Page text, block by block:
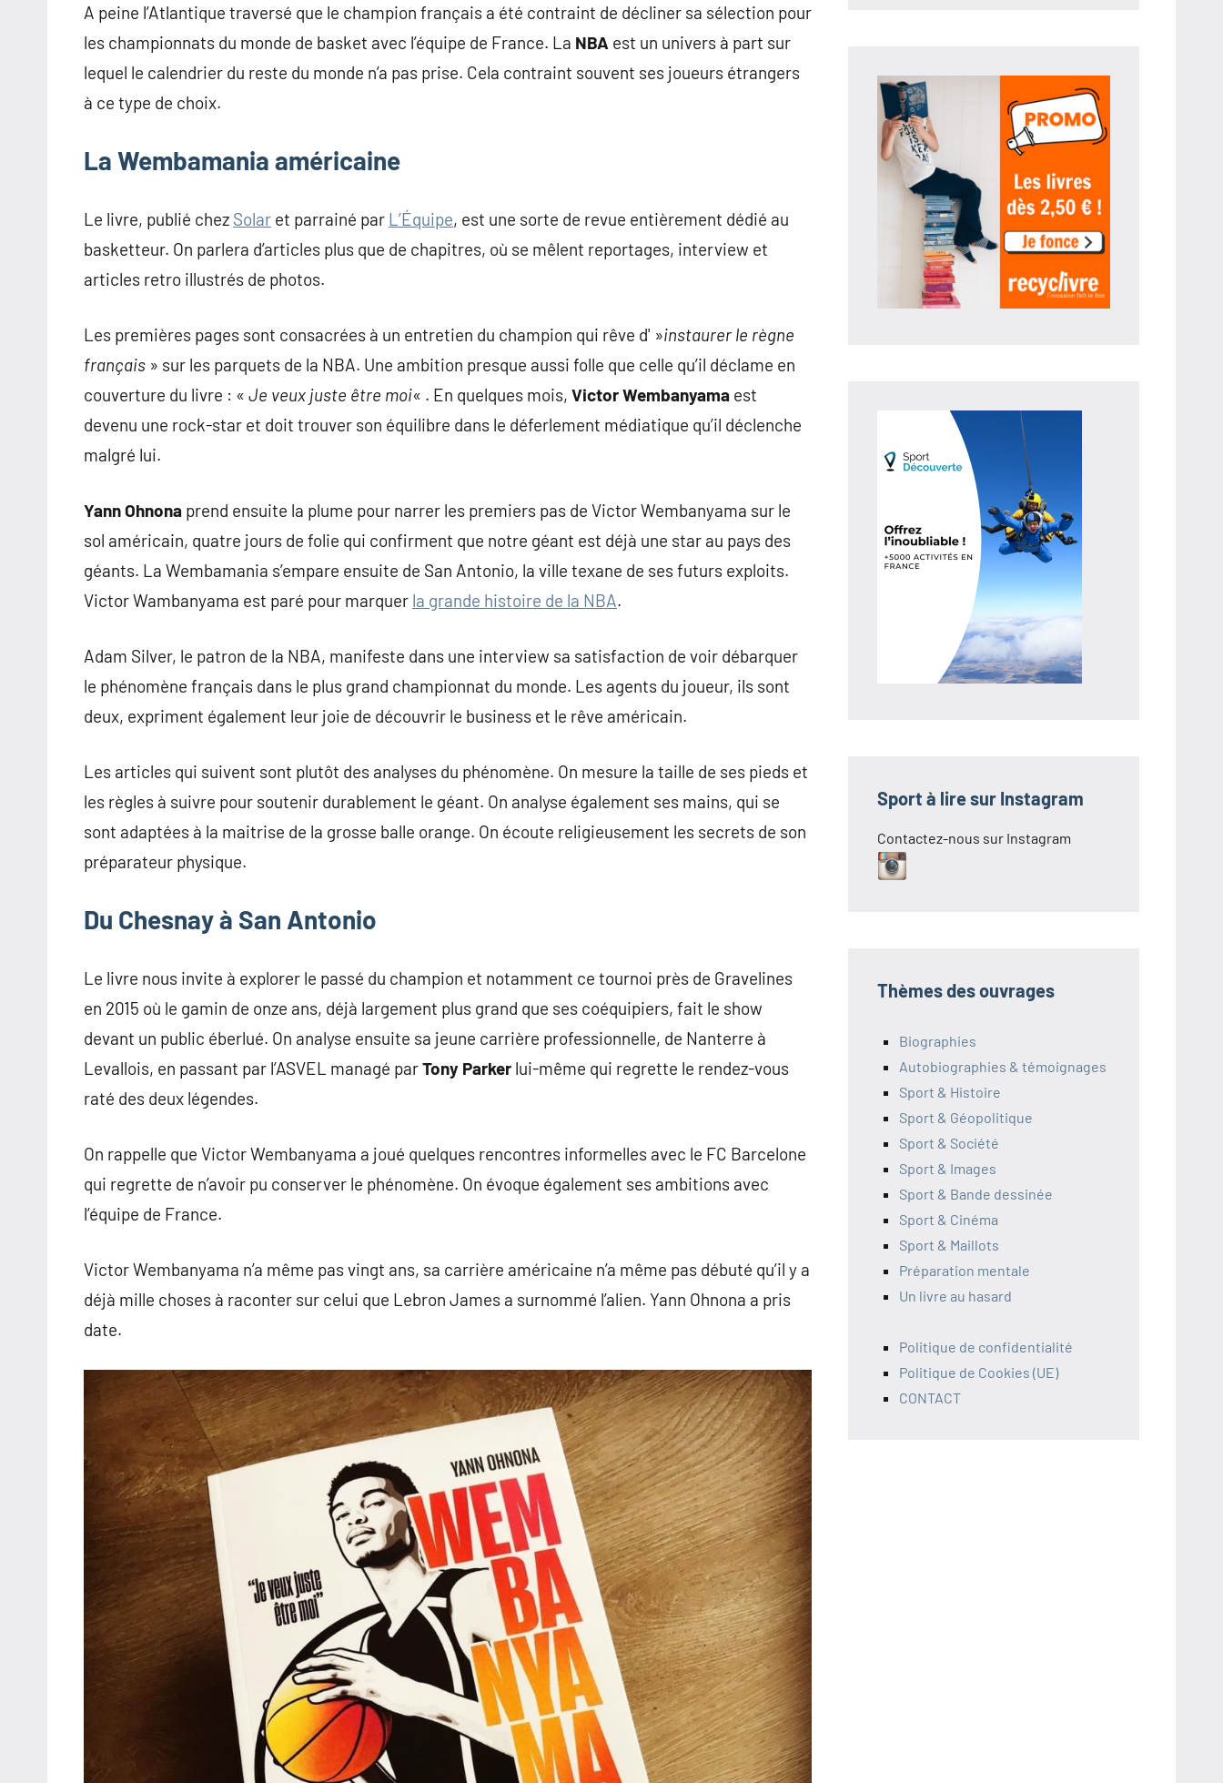
A peine l’Atlantique traversé que le champion français a été contraint de décliner sa sélection pour
les championnats du monde de basket avec l’équipe de France. La NBA est un univers à part sur
lequel le calendrier du reste du monde n’a pas prise. Cela contraint souvent ses joueurs étrangers
à ce type de choix.
La Wembamania américaine
Le livre, publié chez Solar et parrainé par L’Équipe, est une sorte de revue entièrement dédié au
basketteur. On parlera d’articles plus que de chapitres, où se mêlent reportages, interview et
articles retro illustrés de photos.
Les premières pages sont consacrées à un entretien du champion qui rêve d' »instaurer le règne
français » sur les parquets de la NBA. Une ambition presque aussi folle que celle qu’il déclame en
couverture du livre : « Je veux juste être moi« . En quelques mois, Victor Wembanyama est
devenu une rock-star et doit trouver son équilibre dans le déferlement médiatique qu’il déclenche
malgré lui.
Yann Ohnona prend ensuite la plume pour narrer les premiers pas de Victor Wembanyama sur le
sol américain, quatre jours de folie qui confirment que notre géant est déjà une star au pays des
géants. La Wembamania s’empare ensuite de San Antonio, la ville texane de ses futurs exploits.
Victor Wambanyama est paré pour marquer la grande histoire de la NBA.
Adam Silver, le patron de la NBA, manifeste dans une interview sa satisfaction de voir débarquer
le phénomène français dans le plus grand championnat du monde. Les agents du joueur, ils sont
deux, expriment également leur joie de découvrir le business et le rêve américain.
Les articles qui suivent sont plutôt des analyses du phénomène. On mesure la taille de ses pieds et
les règles à suivre pour soutenir durablement le géant. On analyse également ses mains, qui se
sont adaptées à la maitrise de la grosse balle orange. On écoute religieusement les secrets de son
préparateur physique.
Du Chesnay à San Antonio
Le livre nous invite à explorer le passé du champion et notamment ce tournoi près de Gravelines
en 2015 où le gamin de onze ans, déjà largement plus grand que ses coéquipiers, fait le show
devant un public éberlué. On analyse ensuite sa jeune carrière professionnelle, de Nanterre à
Levallois, en passant par l’ASVEL managé parTony Parker lui-même qui regrette le rendez-vous
raté des deux légendes.
On rappelle que Victor Wembanyama a joué quelques rencontres informelles avec le FC Barcelone
qui regrette de n’avoir pu conserver le phénomène. On évoque également ses ambitions avec
l’équipe de France.
Victor Wembanyama n’a même pas vingt ans, sa carrière américaine n’a même pas débuté qu’il y a
déjà mille choses à raconter sur celui que Lebron James a surnommé l’alien. Yann Ohnona a pris
date.
Sport à lire sur Instagram
Contactez-nous sur Instagram
Thèmes des ouvrages
Biographies
Autobiographies & témoignages
Sport & Histoire
Sport & Géopolitique
Sport & Société
Sport & Images
Sport & Bande dessinée
Sport & Cinéma
Sport & Maillots
Préparation mentale
Un livre au hasard
Politique de confidentialité
Politique de Cookies (UE)
CONTACT